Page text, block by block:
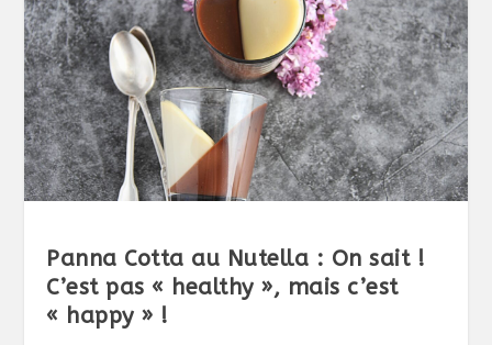
Panna Cotta au Nutella : On sait !
C’est pas « healthy », mais c’est
« happy » !